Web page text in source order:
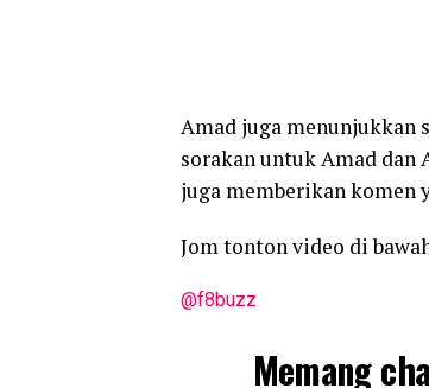
Amad juga menunjukkan
sorakan untuk Amad dan
juga memberikan komen
Jom tonton video di
@f8buzz
Memang